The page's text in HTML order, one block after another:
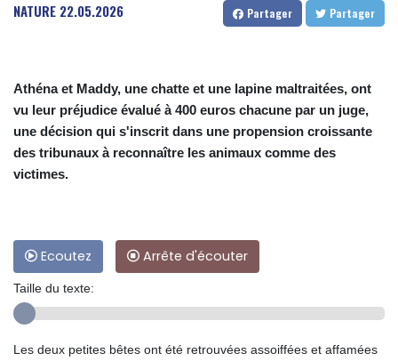
NATURE 22.05.2026 Partager Partager
Athéna et Maddy, une chatte et une lapine maltraitées, ont
vu leur préjudice évalué à 400 euros chacune par un juge,
une décision qui s'inscrit dans une propension croissante
des tribunaux à reconnaître les animaux comme des
victimes.
Ecoutez Arrête d'écouter
Taille du texte:
Les deux petites bêtes ont été retrouvées assoiffées et affamées